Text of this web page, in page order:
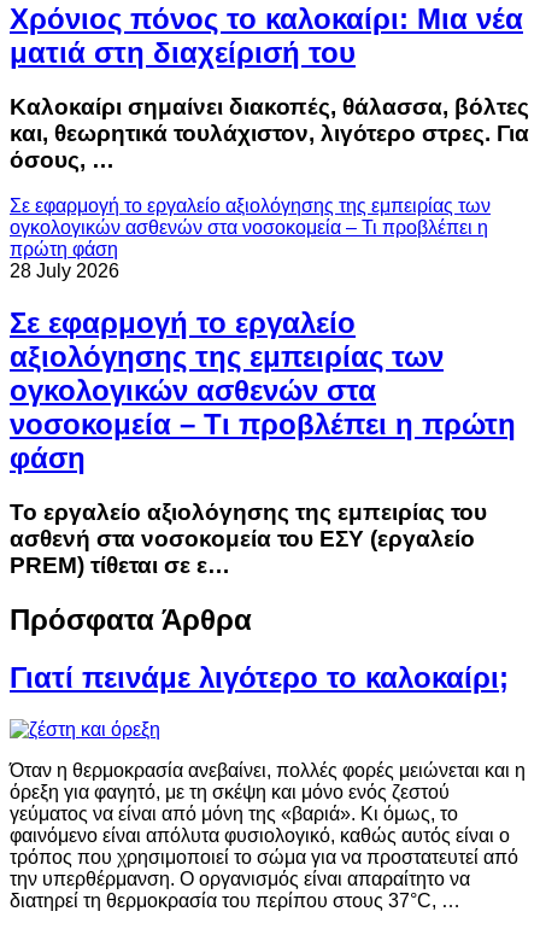
Χρόνιος πόνος το καλοκαίρι: Μια νέα
ματιά στη διαχείρισή του
Καλοκαίρι σημαίνει διακοπές, θάλασσα, βόλτες
και, θεωρητικά τουλάχιστον, λιγότερο στρες. Για
όσους, …
Σε εφαρμογή το εργαλείο αξιολόγησης της εμπειρίας των
ογκολογικών ασθενών στα νοσοκομεία – Τι προβλέπει η
πρώτη φάση
28 July 2026
Σε εφαρμογή το εργαλείο
αξιολόγησης της εμπειρίας των
ογκολογικών ασθενών στα
νοσοκομεία – Τι προβλέπει η πρώτη
φάση
Το εργαλείο αξιολόγησης της εμπειρίας του
ασθενή στα νοσοκομεία του ΕΣΥ (εργαλείο
PREM) τίθεται σε ε…
Πρόσφατα Άρθρα
Γιατί πεινάμε λιγότερο το καλοκαίρι;
Όταν η θερμοκρασία ανεβαίνει, πολλές φορές μειώνεται και η
όρεξη για φαγητό, με τη σκέψη και μόνο ενός ζεστού
γεύματος να είναι από μόνη της «βαριά». Κι όμως, το
φαινόμενο είναι απόλυτα φυσιολογικό, καθώς αυτός είναι ο
τρόπος που χρησιμοποιεί το σώμα για να προστατευτεί από
την υπερθέρμανση. Ο οργανισμός είναι απαραίτητο να
διατηρεί τη θερμοκρασία του περίπου στους 37°C, …